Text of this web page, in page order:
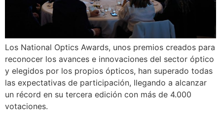
Los National Optics Awards, unos premios creados para
reconocer los avances e innovaciones del sector óptico
y elegidos por los propios ópticos, han superado todas
las expectativas de participación, llegando a alcanzar
un récord en su tercera edición con más de 4.000
votaciones.